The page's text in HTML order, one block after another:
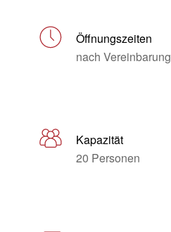
Öffnungszeiten
nach Vereinbarung
Kapazität
20 Personen